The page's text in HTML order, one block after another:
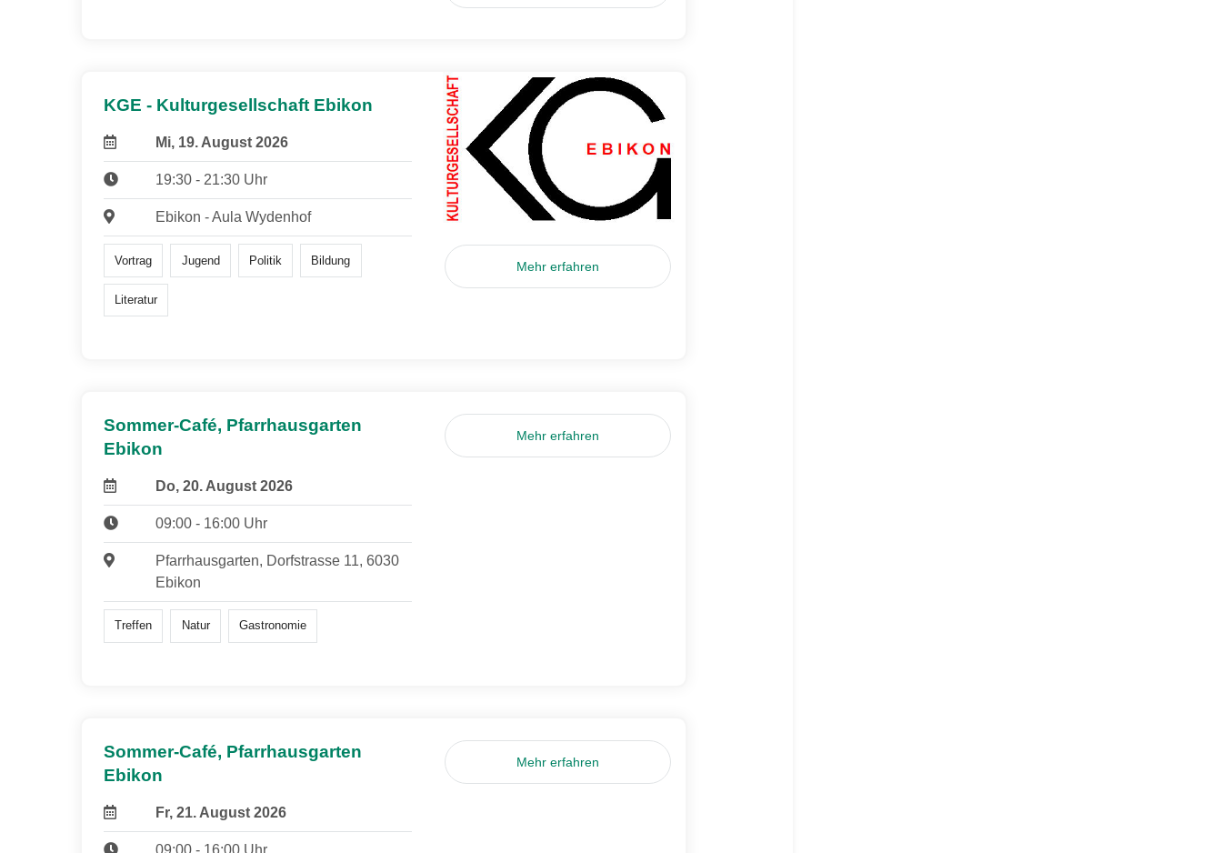
KGE - Kulturgesellschaft Ebikon
Mi, 19. August 2026
19:30 - 21:30 Uhr
Ebikon - Aula Wydenhof
Vortrag Jugend Politik Bildung
Literatur
Mehr erfahren
Sommer-Café, Pfarrhausgarten
Ebikon
Do, 20. August 2026
09:00 - 16:00 Uhr
Pfarrhausgarten, Dorfstrasse 11, 6030
Ebikon
Treffen Natur Gastronomie
Mehr erfahren
Sommer-Café, Pfarrhausgarten
Ebikon
Fr, 21. August 2026
09:00 - 16:00 Uhr
Mehr erfahren